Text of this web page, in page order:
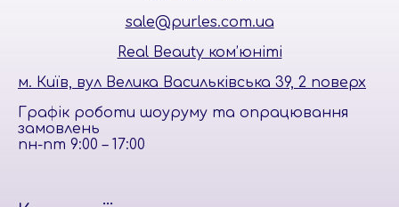
sale@purles.com.ua
Real Beauty ком’юніті
м. Київ, вул Велика Васильківська 39, 2 поверх
Графік роботи шоуруму та опрацювання
замовлень
пн-пт 9:00 – 17:00